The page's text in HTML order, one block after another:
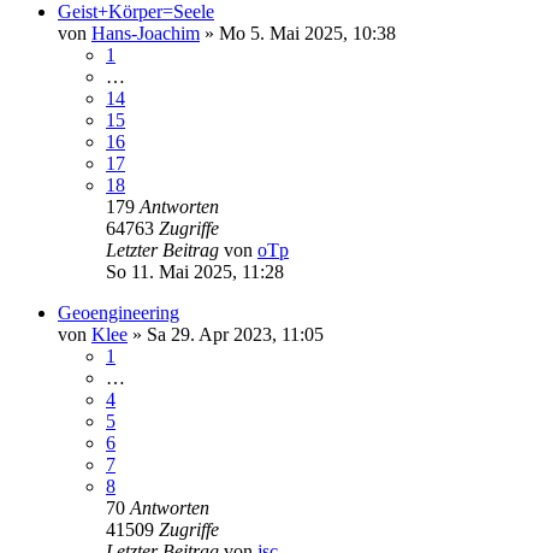
Geist+Körper=Seele
von Hans-Joachim » Mo 5. Mai 2025, 10:38
1
…
14
15
16
17
18
179 Antworten
64763 Zugriffe
Letzter Beitrag von oTp
So 11. Mai 2025, 11:28
Geoengineering
von Klee » Sa 29. Apr 2023, 11:05
1
…
4
5
6
7
8
70 Antworten
41509 Zugriffe